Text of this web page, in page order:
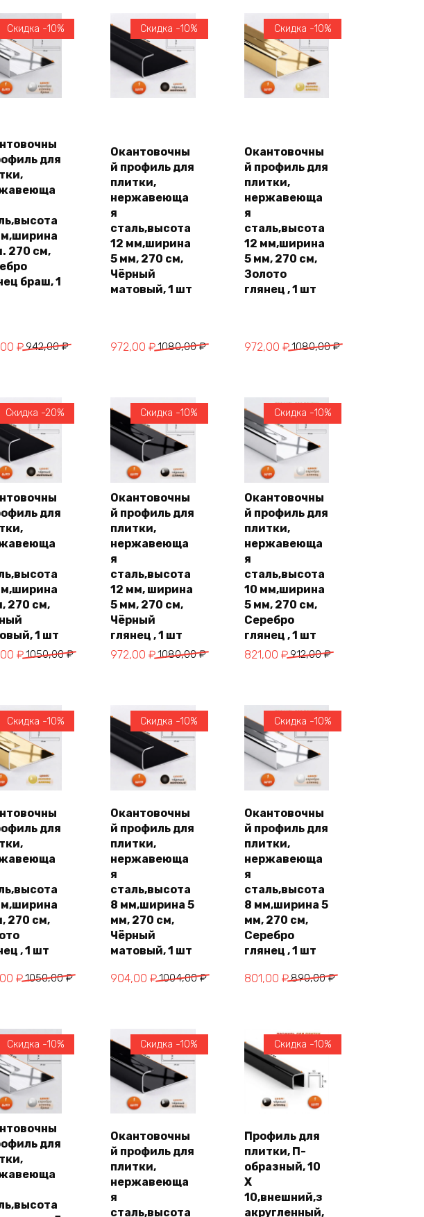
₽.
корзину
Скидка -10%
для
270 см,
браш, 1
942,00₽
₽
Скидка -10%
Окантовочны
й профиль для
плитки,
нержавеюща
я
сталь,высота
12 мм,ширина
5 мм, 270 см,
Чёрный
матовый, 1 шт
1080,00₽
Первоначальная
972,00 ₽
Текущая
Скидка -10%
Окантовочны
й профиль для
плитки,
нержавеюща
я
сталь,высота
12 мм,ширина
5 мм, 270 см,
Золото
глянец , 1 шт
1080,00₽
Первоначальная
1080,00 ₽.
972,00 ₽
Текущая
В
корзину
Скидка -20%
для
270 см,
1 шт
1050,00₽
₽
В
корзину
Скидка -10%
Окантовочны
й профиль для
плитки,
нержавеюща
я
сталь,высота
12 мм, ширина
5 мм, 270 см,
Чёрный
глянец , 1 шт
1080,00₽
Первоначальная
972,00 ₽
Текущая
В
корзину
Скидка -10%
Окантовочны
й профиль для
плитки,
нержавеюща
я
сталь,высота
10 мм,ширина
5 мм, 270 см,
Серебро
глянец , 1 шт
912,00₽
Первоначальная
912,00 ₽.
821,00 ₽
Текущая
корзину
Скидка -10%
для
270 см,
, 1 шт
1050,00₽
₽.
₽
корзину
Скидка -10%
Окантовочны
й профиль для
плитки,
нержавеюща
я
сталь,высота
8 мм,ширина 5
мм, 270 см,
Чёрный
матовый, 1 шт
1004,00₽
Первоначальная
904,00 ₽
Текущая
корзину
Скидка -10%
Окантовочны
й профиль для
плитки,
нержавеюща
я
сталь,высота
8 мм,ширина 5
мм, 270 см,
Серебро
глянец , 1 шт
890,00₽
Первоначальная
801,00 ₽
Текущая
В
корзину
Скидка -10%
для
корзину
Скидка -10%
Окантовочны
й профиль для
плитки,
нержавеюща
я
сталь,высота
В
корзину
Скидка -10%
Профиль для
плитки, П-
образный, 10
X
10,внешний,з
акругленный,